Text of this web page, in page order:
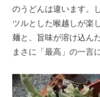
のうどんは違います。
ツルとした喉越しが楽
麺と、旨味が溶け込ん
まさに「最高」の一言